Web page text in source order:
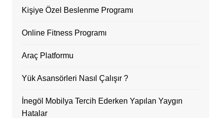
Kişiye Özel Beslenme Programı
Online Fitness Programı
Araç Platformu
Yük Asansörleri Nasıl Çalışır ?
İnegöl Mobilya Tercih Ederken Yapılan Yaygın
Hatalar